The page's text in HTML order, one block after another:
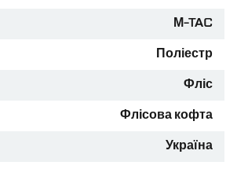
M-TAC
Поліестр
Фліс
Флісова кофта
Україна